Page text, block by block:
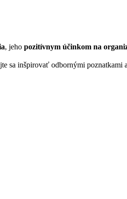
, jeho pozitívnym účinkom na
sa inšpirovať odbornými